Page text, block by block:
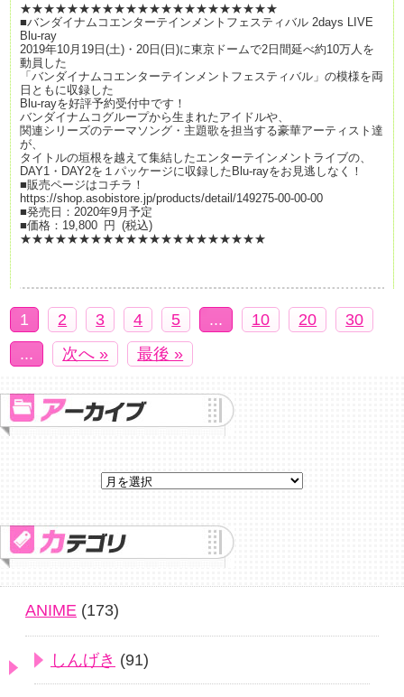
★★★★★★★★★★★★★★★★★★★★★★
■バンダイナムコエンターテインメントフェスティバル 2days LIVE
Blu-ray
2019年10月19日(土)・20日(日)に東京ドームで2日間延べ約10万人を
動員した
「バンダイナムコエンターテインメントフェスティバル」の模様を両
日ともに収録した
Blu-rayを好評予約受付中です！
バンダイナムコグループから生まれたアイドルや、
関連シリーズのテーマソング・主題歌を担当する豪華アーティスト達
が、
タイトルの垣根を越えて集結したエンターテインメントライブの、
DAY1・DAY2を１パッケージに収録したBlu-rayをお見逃しなく！
■販売ページはコチラ！
https://shop.asobistore.jp/products/detail/149275-00-00-00
■発売日：2020年9月予定
■価格：19,800 円 (税込)
★★★★★★★★★★★★★★★★★★★★★
1 2 3 4 5 ... 10 20
30
...
次へ » 最後 »
ANIME (173)
しんげき (91)